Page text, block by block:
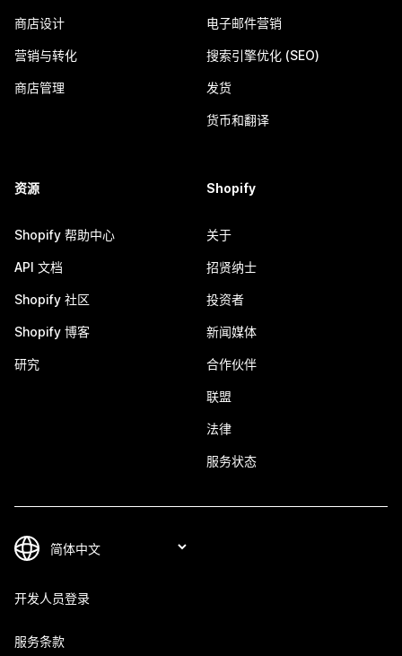
商店设计
营销与转化
商店管理
电子邮件营销
搜索引擎优化 (SEO)
发货
货币和翻译
资源
Shopify 帮助中心
API 文档
Shopify 社区
Shopify 博客
研究
Shopify
关于
招贤纳士
投资者
新闻媒体
合作伙伴
联盟
法律
服务状态
开发人员登录
服务条款